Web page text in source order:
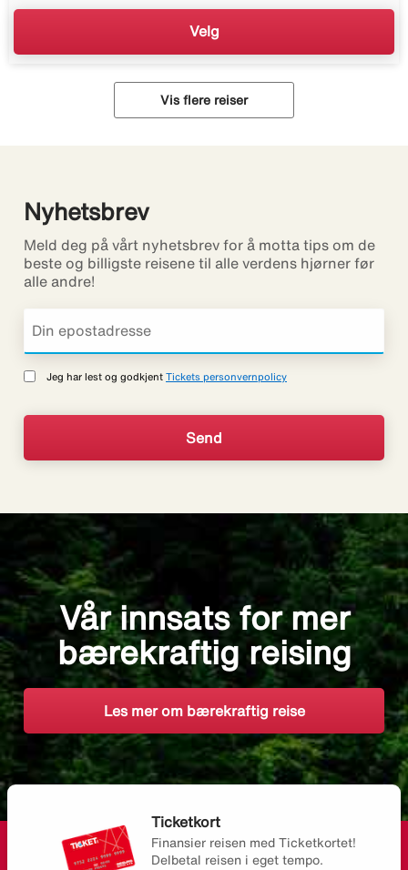
Velg
Vis flere reiser
Nyhetsbrev
Meld deg på vårt nyhetsbrev for å motta tips om de
beste og billigste reisene til alle verdens hjørner før
alle andre!
Jeg har lest og godkjent Tickets personvernpolicy
Vår innsats for mer
bærekraftig reising
Les mer om bærekraftig reise
Ticketkort
Finansier reisen med Ticketkortet!
Delbetal reisen i eget tempo.